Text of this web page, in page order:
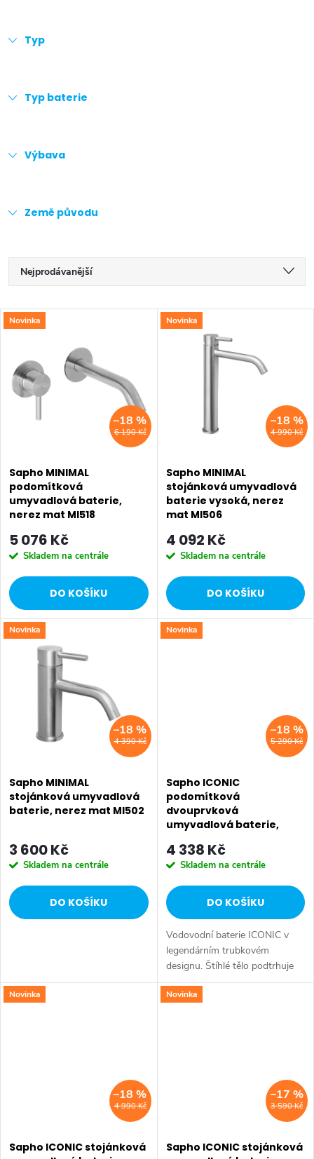
Typ
Typ baterie
Výbava
Země původu
Ř
a
z
e
n
p
r
o
d
u
k
Nejprodávanější
Nejlevnější
Abecedně
V
ý
p
p
r
o
d
u
k
Novinka
6 190 Kč
–18 %
Sapho MINIMAL
podomítková
umyvadlová baterie,
nerez mat MI518
5 076 Kč
Skladem na centrále
DO KOŠÍKU
Novinka
4 990 Kč
–18 %
Sapho MINIMAL
stojánková umyvadlová
baterie vysoká, nerez
mat MI506
4 092 Kč
Skladem na centrále
DO KOŠÍKU
Novinka
4 390 Kč
–18 %
Sapho MINIMAL
stojánková umyvadlová
baterie, nerez mat MI502
3 600 Kč
Skladem na centrále
DO KOŠÍKU
Novinka
5 290 Kč
–18 %
Sapho ICONIC
podomítková
dvouprvková
umyvadlová baterie,
4 338 Kč
Skladem na centrále
DO KOŠÍKU
Vodovodní baterie ICONIC v
legendárním trubkovém
designu. Štíhlé tělo podtrhuje
nadčasovost, čistotu a
minimalismus těchto
Novinka
4 990 Kč
–18 %
Sapho ICONIC stojánková
Novinka
3 590 Kč
–17 %
Sapho ICONIC stojánková